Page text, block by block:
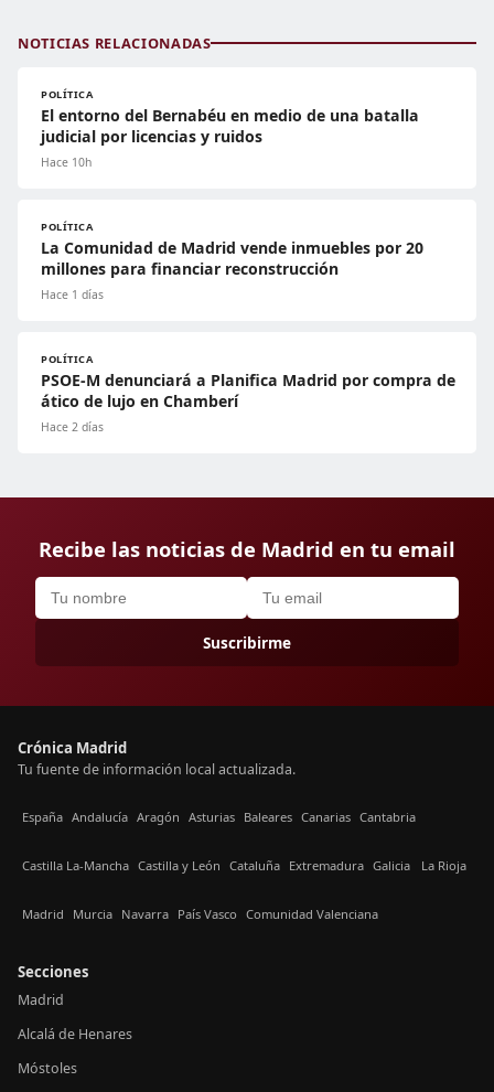
NOTICIAS RELACIONADAS
POLÍTICA
El entorno del Bernabéu en medio de una batalla
judicial por licencias y ruidos
Hace 10h
POLÍTICA
La Comunidad de Madrid vende inmuebles por 20
millones para financiar reconstrucción
Hace 1 días
POLÍTICA
PSOE-M denunciará a Planifica Madrid por compra de
ático de lujo en Chamberí
Hace 2 días
Recibe las noticias de Madrid en tu email
Suscribirme
Crónica Madrid
Tu fuente de información local actualizada.
España Andalucía Aragón Asturias Baleares Canarias Cantabria
Castilla La-Mancha Castilla y León Cataluña Extremadura Galicia La Rioja
Madrid Murcia Navarra País Vasco Comunidad Valenciana
Secciones
Madrid
Alcalá de Henares
Móstoles